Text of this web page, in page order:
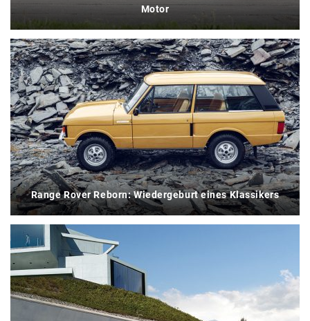
Motor
Range Rover Reborn: Wiedergeburt eines Klassikers